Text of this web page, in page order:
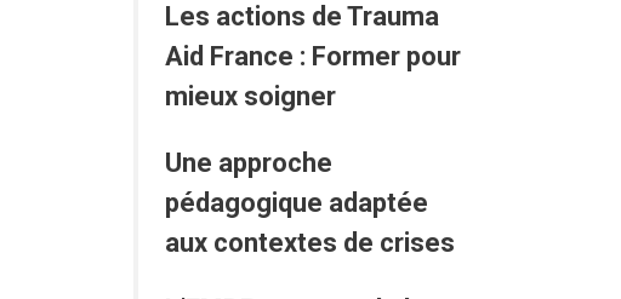
Les actions de Trauma
Aid France : Former pour
mieux soigner
Une approche
pédagogique adaptée
aux contextes de crises